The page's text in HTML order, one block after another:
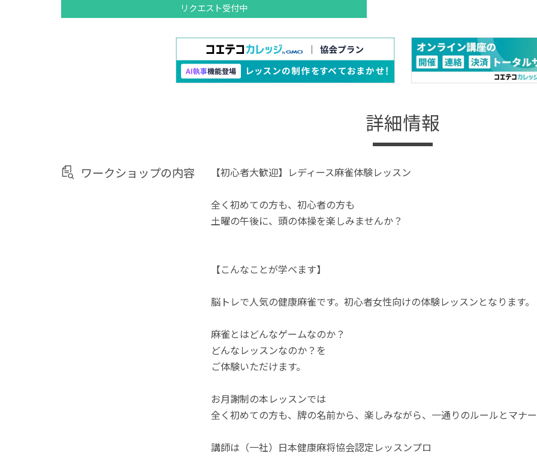
リクエスト受付中
詳細情報
ワークショップの内容 【初心者大歓迎】レディース麻雀体験レッスン
全く初めての方も、初心者の方も
土曜の午後に、頭の体操を楽しみませんか？
【こんなことが学べます】
脳トレで人気の健康麻雀です。初心者女性向けの体験レッスンとなります。
麻雀とはどんなゲームなのか？
どんなレッスンなのか？を
ご体験いただけます。
お月謝制の本レッスンでは
全く初めての方も、牌の名前から、楽しみながら、一通りのルールとマナー
講師は（一社）日本健康麻将協会認定レッスンプロ